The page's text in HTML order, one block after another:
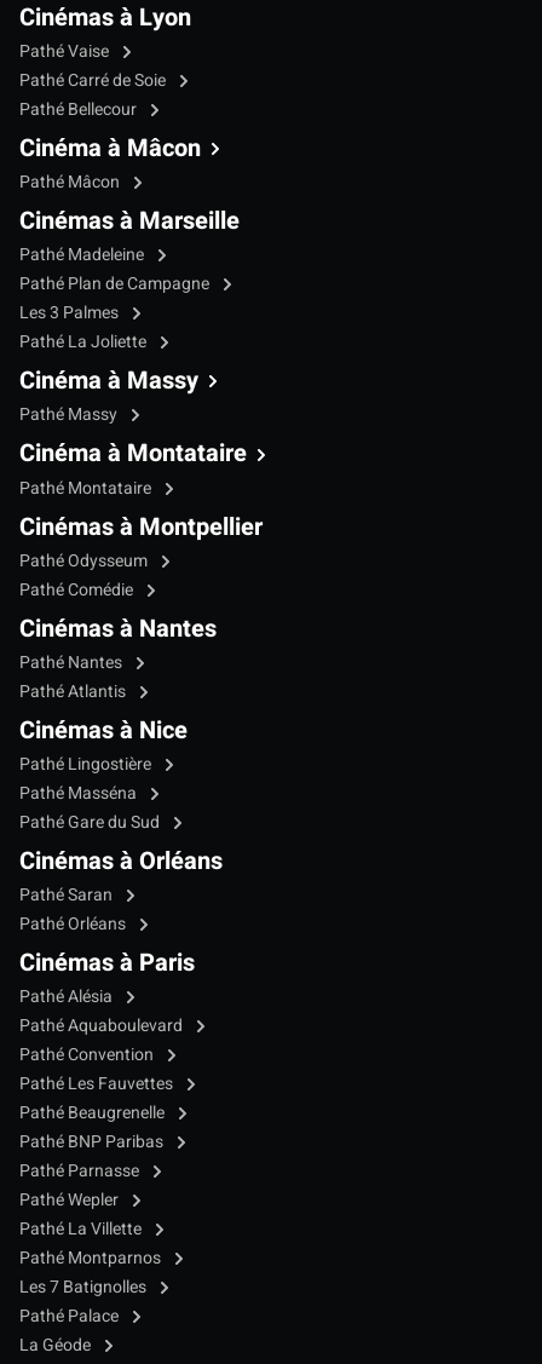
Cinémas à Lyon
Pathé Vaise
Pathé Carré de Soie
Pathé Bellecour
Cinéma à Mâcon
Pathé Mâcon
Cinémas à Marseille
Pathé Madeleine
Pathé Plan de Campagne
Les 3 Palmes
Pathé La Joliette
Cinéma à Massy
Pathé Massy
Cinéma à Montataire
Pathé Montataire
Cinémas à Montpellier
Pathé Odysseum
Pathé Comédie
Cinémas à Nantes
Pathé Nantes
Pathé Atlantis
Cinémas à Nice
Pathé Lingostière
Pathé Masséna
Pathé Gare du Sud
Cinémas à Orléans
Pathé Saran
Pathé Orléans
Cinémas à Paris
Pathé Alésia
Pathé Aquaboulevard
Pathé Convention
Pathé Les Fauvettes
Pathé Beaugrenelle
Pathé BNP Paribas
Pathé Parnasse
Pathé Wepler
Pathé La Villette
Pathé Montparnos
Les 7 Batignolles
Pathé Palace
La Géode